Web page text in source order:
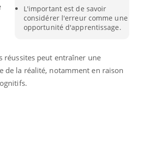
L'important est de savoir
considérer l'erreur comme une
opportunité d'apprentissage.
réussites peut entraîner une
de la réalité, notamment en raison